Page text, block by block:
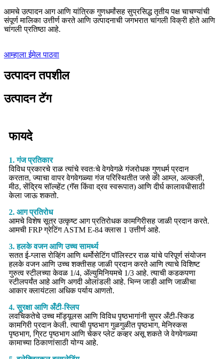
आमचे उत्पादन आग आणि यांत्रिक गुणधर्मांसह सुप्रसिद्ध तृतीय पक्ष चाचण्यांची
संपूर्ण मालिका उत्तीर्ण करते आणि उत्पादनाची जगभरात चांगली विक्री होते आणि
चांगली प्रतिष्ठा आहे.
आम्हाला ईमेल पाठवा
उत्पादन तपशील
उत्पादन टॅग
फायदे
1. गंज प्रतिकार
विविध प्रकारचे राळ त्यांचे स्वतःचे वेगवेगळे गंजरोधक गुणधर्म प्रदान
करतात, ज्याचा वापर वेगवेगळ्या गंज परिस्थितीत जसे की आम्ल, अल्कली,
मीठ, सेंद्रिय सॉल्व्हेंट (गॅस किंवा द्रव स्वरूपात) आणि दीर्घ कालावधीसाठी
केला जाऊ शकतो.
2. आग प्रतिरोध
आमचे विशेष सूत्र उत्कृष्ट आग प्रतिरोधक कामगिरीसह जाळी प्रदान करते.
आमची FRP ग्रेटिंग ASTM E-84 क्लास 1 उत्तीर्ण आहे.
3. हलके वजन आणि उच्च सामर्थ्य
सतत ई-ग्लास रोव्हिंग आणि थर्मोसेटिंग पॉलिस्टर राळ यांचे परिपूर्ण संयोजन
हलके वजन आणि उच्च शक्तीसह जाळी प्रदान करते आणि त्याचे विशिष्ट
गुरुत्व स्टीलच्या केवळ 1/4, ॲल्युमिनियमचे 1/3 आहे. त्याची कडकपणा
स्टीलपर्यंत आहे आणि अगदी ओलांडली आहे. भिन्न जाडी आणि जाळीचा
आकार क्लायंटला अधिक पर्याय आणतो.
4. सुरक्षा आणि अँटी-स्लिप
लवचिकतेचे उच्च मॉड्यूलस आणि विविध पृष्ठभागांनी सुपर अँटी-स्किड
कामगिरी प्रदान केली. त्याची पृष्ठभाग गुळगुळीत पृष्ठभाग, मेनिस्कस
पृष्ठभाग, ग्रिट पृष्ठभाग आणि चेकर प्लेट कव्हर असू शकते जे वेगवेगळ्या
कामाच्या ठिकाणांसाठी योग्य आहे.